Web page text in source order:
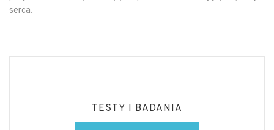
serca.
TESTY I BADANIA